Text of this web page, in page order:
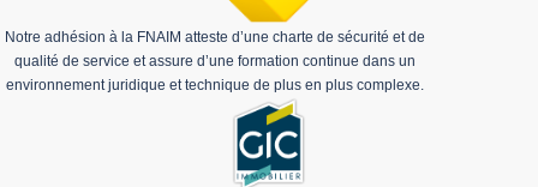
Notre adhésion à la FNAIM atteste d’une charte de sécurité et de
qualité de service et assure d’une formation continue dans un
environnement juridique et technique de plus en plus complexe.